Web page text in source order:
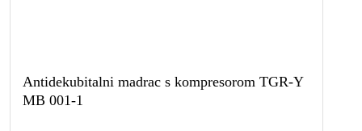
Antidekubitalni madrac s kompresorom TGR-Y
MB 001-1